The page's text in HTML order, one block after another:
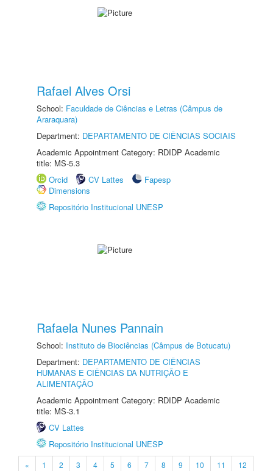
Rafael Alves Orsi
School: Faculdade de Ciências e Letras (Câmpus de
Araraquara)
Department: DEPARTAMENTO DE CIÊNCIAS SOCIAIS
Academic Appointment Category: RDIDP Academic
title: MS-5.3
Orcid
CV Lattes
Fapesp
Dimensions
Repositório Institucional UNESP
Rafaela Nunes Pannain
School: Instituto de Biociências (Câmpus de Botucatu)
Department: DEPARTAMENTO DE CIÊNCIAS
HUMANAS E CIÊNCIAS DA NUTRIÇÃO E
ALIMENTAÇÃO
Academic Appointment Category: RDIDP Academic
title: MS-3.1
CV Lattes
Repositório Institucional UNESP
« 1 2 3 4 5 6 7 8 9 10 11
12